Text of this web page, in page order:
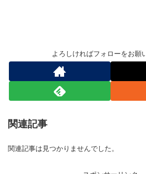
よろしければフォローをお願
関連記事
関連記事は見つかりませんでした。